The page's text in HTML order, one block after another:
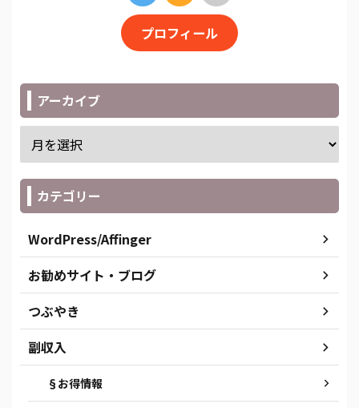
プロフィール
アーカイブ
カテゴリー
WordPress/Affinger
お勧めサイト・ブログ
つぶやき
副収入
§お得情報